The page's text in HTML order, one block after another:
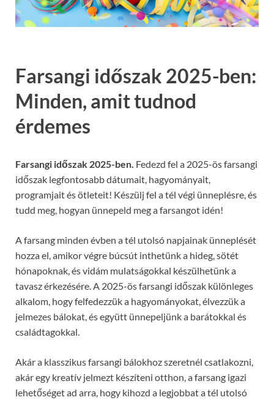
Farsangi időszak 2025-ben:
Minden, amit tudnod
érdemes
Farsangi időszak 2025-ben. Fedezd fel a 2025-ös farsangi
időszak legfontosabb dátumait, hagyományait,
programjait és ötleteit! Készülj fel a tél végi ünneplésre, és
tudd meg, hogyan ünnepeld meg a farsangot idén!
A farsang minden évben a tél utolsó napjainak ünneplését
hozza el, amikor végre búcsút inthetünk a hideg, sötét
hónapoknak, és vidám mulatságokkal készülhetünk a
tavasz érkezésére. A 2025-ös farsangi időszak különleges
alkalom, hogy felfedezzük a hagyományokat, élvezzük a
jelmezes bálokat, és együtt ünnepeljünk a barátokkal és
családtagokkal.
Akár a klasszikus farsangi bálokhoz szeretnél csatlakozni,
akár egy kreatív jelmezt készíteni otthon, a farsang igazi
lehetőséget ad arra, hogy kihozd a legjobbat a tél utolsó